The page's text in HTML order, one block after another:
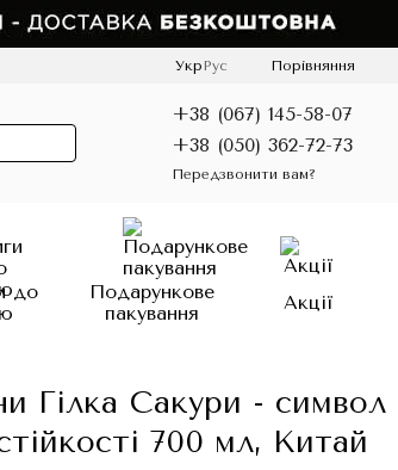
Укр Рус Порівняння
+38 (067) 145-58-07
+38 (050) 362-72-73
Передзвонити вам?
до
Подарункове
пакування
Акції
Гілка Сакури - символ
700 мл, Китай